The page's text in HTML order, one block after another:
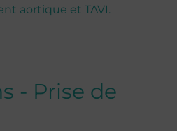
aortique et TAVI.
- Prise de